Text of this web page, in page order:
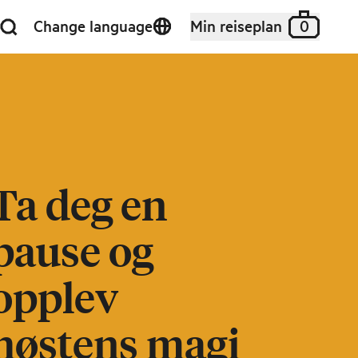
Change language Min reiseplan 0
deg en
og
magi